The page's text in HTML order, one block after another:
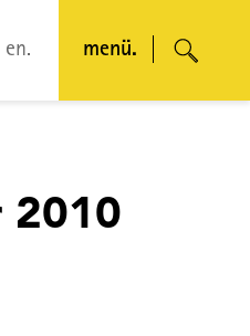
en. menü.
2010